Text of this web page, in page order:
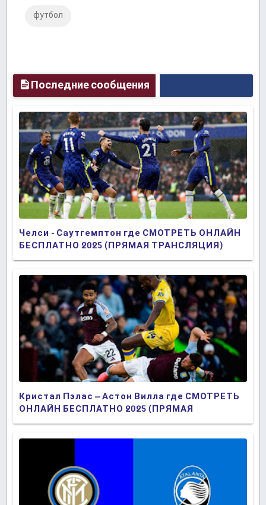
футбол
Последние сообщения
Челси - Саутгемптон где СМОТРЕТЬ ОНЛАЙН
БЕСПЛАТНО 2025 (ПРЯМАЯ ТРАНСЛЯЦИЯ)
Кристал Пэлас – Астон Вилла где СМОТРЕТЬ
ОНЛАЙН БЕСПЛАТНО 2025 (ПРЯМАЯ
ТРАНСЛЯЦИЯ)